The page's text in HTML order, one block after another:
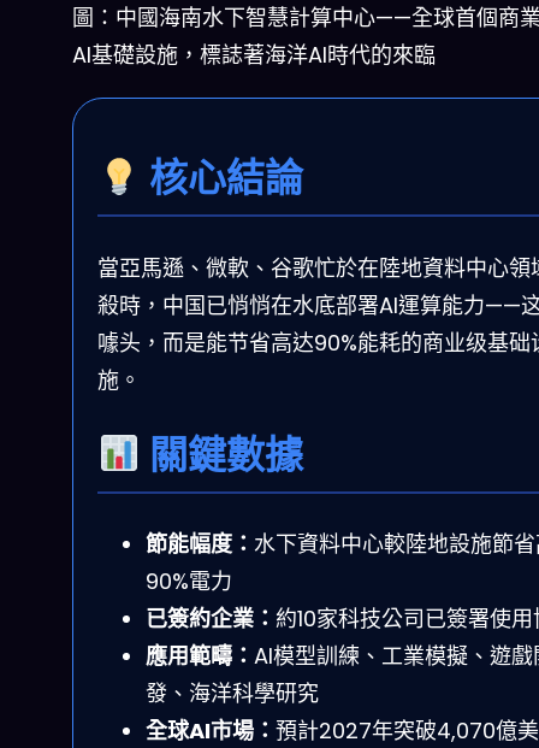
圖：中國海南水下智慧計算中心——全球首個商
AI基礎設施，標誌著海洋AI時代的來臨
核心結論
當亞馬遜、微軟、谷歌忙於在陸地資料中心領
殺時，中国已悄悄在水底部署AI運算能力——
噱头，而是能节省高达90%能耗的商业级基础
施。
關鍵數據
節能幅度： 水下資料中心較陸地設施節
90%電力
已簽約企業： 約10家科技公司已簽署使
應用範疇： AI模型訓練、工業模擬、遊戲
發、海洋科學研究
全球AI市場： 預計2027年突破4,070億